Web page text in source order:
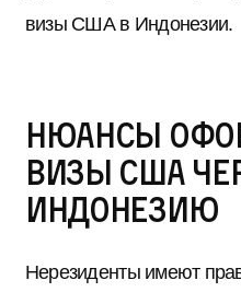
визы США в Индонезии.
Нюансы
визы США
Индонезию
Нерезиденты имеют